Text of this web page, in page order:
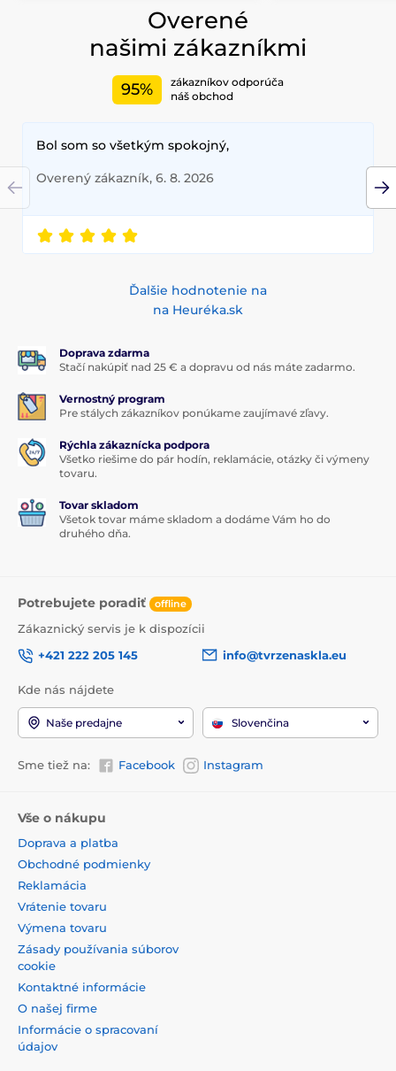
Overené
našimi zákazníkmi
95%
zákazníkov odporúča
náš obchod
Bol som so všetkým spokojný,
Overený zákazník, 6. 8. 2026
Ďalšie hodnotenie na
na Heuréka.sk
Doprava zdarma
Stačí nakúpiť nad 25 € a dopravu od nás máte zadarmo.
Vernostný program
Pre stálych zákazníkov ponúkame zaujímavé zľavy.
Rýchla zákaznícka podpora
Všetko riešime do pár hodín, reklamácie, otázky či výmeny
tovaru.
Tovar skladom
Všetok tovar máme skladom a dodáme Vám ho do
druhého dňa.
Potrebujete poradiť offline
Zákaznický servis je k dispozícii
+421 222 205 145
info@tvrzenaskla.eu
Kde nás nájdete
Naše predajne Slovenčina
Sme tiež na: Facebook Instagram
Vše o nákupu
Doprava a platba
Obchodné podmienky
Reklamácia
Vrátenie tovaru
Výmena tovaru
Zásady používania súborov
cookie
Kontaktné informácie
O našej firme
Informácie o spracovaní
údajov